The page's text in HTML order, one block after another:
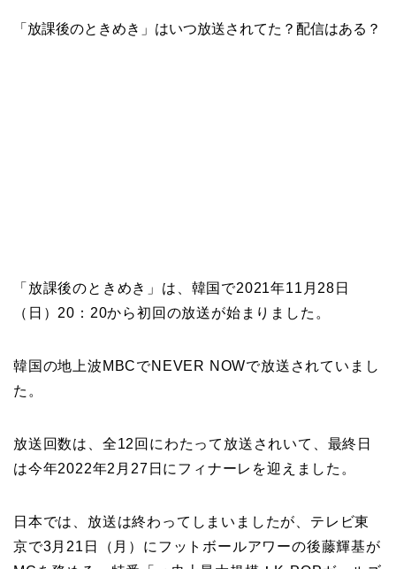
「放課後のときめき」はいつ放送されてた？配信はある？
「放課後のときめき」は、韓国で2021年11月28日
（日）20：20から初回の放送が始まりました。
韓国の地上波MBCでNEVER NOWで放送されていまし
た。
放送回数は、全12回にわたって放送されいて、最終日
は今年2022年2月27日にフィナーレを迎えました。
日本では、放送は終わってしまいましたが、テレビ東
京で3月21日（月）にフットボールアワーの後藤輝基が